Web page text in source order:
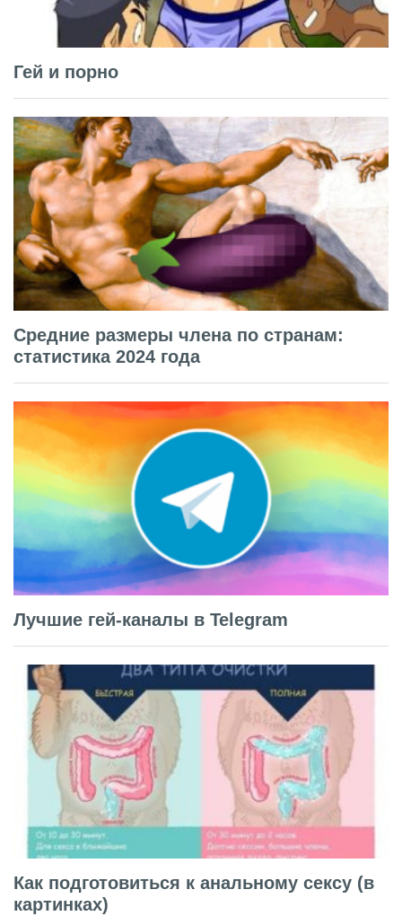
Гей и порно
Средние размеры члена по странам:
статистика 2024 года
Лучшие гей-каналы в Telegram
Как подготовиться к анальному сексу (в
картинках)